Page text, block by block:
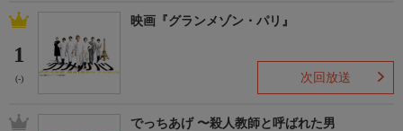
1
(-)
映画『グランメゾン・パリ』
次回放送
でっちあげ 〜殺人教師と呼ばれた男